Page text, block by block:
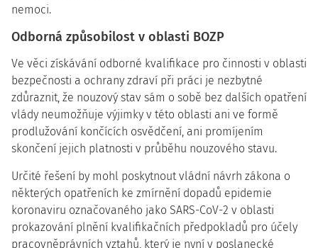
nemoci.
Odborná způsobilost v oblasti BOZP
Ve věci získávání odborné kvalifikace pro činnosti v oblasti
bezpečnosti a ochrany zdraví při práci je nezbytné
zdůraznit, že nouzový stav sám o sobě bez dalších opatření
vlády neumožňuje výjimky v této oblasti ani ve formě
prodlužování končících osvědčení, ani promíjením
skončení jejich platnosti v průběhu nouzového stavu.
Určité řešení by mohl poskytnout vládní návrh zákona o
některých opatřeních ke zmírnění dopadů epidemie
koronaviru označovaného jako SARS-CoV-2 v oblasti
prokazování plnění kvalifikačních předpokladů pro účely
pracovněprávních vztahů, který je nyní v poslanecké